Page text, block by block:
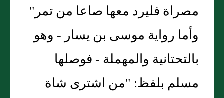
مصراة فليرد معها صاعا من تمر"
وأما رواية موسى بن يسار - وهو
بالتحتانية والمهملة - فوصلها
مسلم بلفظ: "من اشترى شاة